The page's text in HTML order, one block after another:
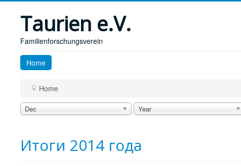
Taurien e.V.
Familienforschungsverein
Home
Home
Dec Year
Итоги 2014 года